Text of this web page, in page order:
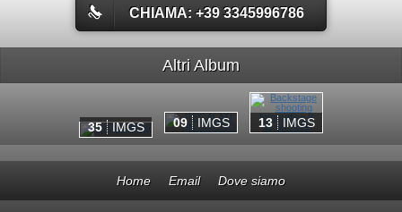
CHIAMA: +39 3345996786
Altri Album
35 IMGS 09 IMGS 13 IMGS
Home Email Dove siamo